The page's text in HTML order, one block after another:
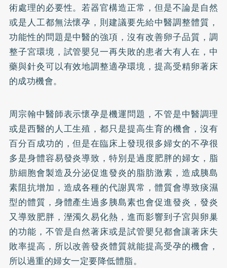
術處理的必要性。若器官構造正常，但是不論是自然
或是人工都無法懷孕，則建議要先給中醫調整體質，
功能性的問題是中醫的強項，沒有改善卵子品質，調
整子宮環境，試管嬰兒一再失敗的患者大有人在，中
藥與針灸可以有效地調整適孕環境，提高受精卵著床
的成功機會。
周宗翰中醫師表示懷孕是機運問題，不管是中醫調理
或是西醫的人工生殖，都只是提高生育的機會，沒有
百分百成功的，但是在臨床上發現很多婦女的不孕很
多是身體容易發炎導致，特別是過度肥胖的婦女，脂
肪細胞會製造及分泌促進發炎的脂肪激素，造成胰島
素阻抗增加，造成各種的代謝異常，體質會導致痰濕
型的體質，身體產生過多胰島素也會促進發炎，發炎
又導致肥胖，溼濁久易化熱，進而影響到子宮與卵巢
的功能，不管是自然著床或是試管嬰兒都會讓著床失
敗率提高，所以改善發炎體質就能提高受孕的機會，
所以過重的婦女一定要降低體脂。